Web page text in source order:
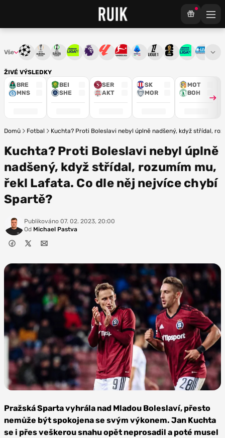
ŽIVÉ VÝSLEDKY
BRE
MNS
BEI
SHE
SER
AKT
SK
MOR
MOT
BOH
Vše Liga mistrůEvropská liga
Konferenční liga
Chance ligaPremier League
La LigaBundesliga
Serie ALigue 1Mistrovství světa
Chance3. ČFL
Domů Fotbal Kuchta? Proti Boleslavi nebyl úplně nadšený, když střídal,
Kuchta? Proti Boleslavi nebyl úplně
nadšený, když střídal, rozumím mu,
řekl Lafata. Co dle něj nejvíce chybí
Spartě?
Publikováno 07. 02. 2023, 20:00
Od Michael Pastva
Sparta Praha
Pražská Sparta vyhrála nad Mladou Boleslaví, přesto
nemůže být spokojena se svým výkonem. Jan Kuchta
se i přes veškerou snahu opět neprosadil a poté musel